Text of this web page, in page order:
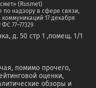
(Rusmet)
по надзору в сфере связи,
17 декабря
77–77329
д. 50 стр 1 ,помещ. 1/1
помимо прочего,
оценки,
обзоры и